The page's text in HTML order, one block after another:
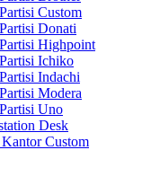
Custom
Donati
Highpoint
Ichiko
Indachi
Modera
Uno
Desk
Custom